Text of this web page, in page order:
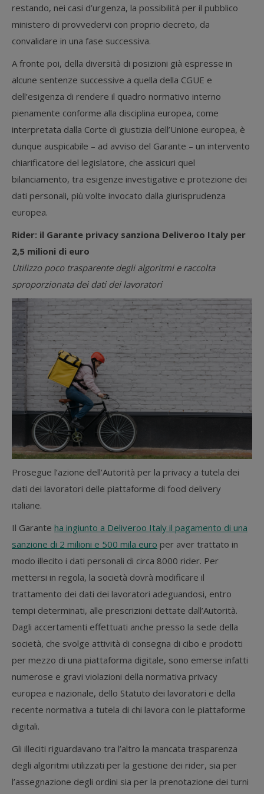
restando, nei casi d’urgenza, la possibilità per il pubblico
ministero di provvedervi con proprio decreto, da
convalidare in una fase successiva.
A fronte poi, della diversità di posizioni già espresse in
alcune sentenze successive a quella della CGUE e
dell’esigenza di rendere il quadro normativo interno
pienamente conforme alla disciplina europea, come
interpretata dalla Corte di giustizia dell’Unione europea, è
dunque auspicabile – ad avviso del Garante – un intervento
chiarificatore del legislatore, che assicuri quel
bilanciamento, tra esigenze investigative e protezione dei
dati personali, più volte invocato dalla giurisprudenza
europea.
Rider: il Garante privacy sanziona Deliveroo Italy per
2,5 milioni di euro
Utilizzo poco trasparente degli algoritmi e raccolta
sproporzionata dei dati dei lavoratori
Prosegue l’azione dell’Autorità per la privacy a tutela dei
dati dei lavoratori delle piattaforme di food delivery
italiane.
Il Garante ha ingiunto a Deliveroo Italy il pagamento di una
sanzione di 2 milioni e 500 mila euro per aver trattato in
modo illecito i dati personali di circa 8000 rider. Per
mettersi in regola, la società dovrà modificare il
trattamento dei dati dei lavoratori adeguandosi, entro
tempi determinati, alle prescrizioni dettate dall’Autorità.
Dagli accertamenti effettuati anche presso la sede della
società, che svolge attività di consegna di cibo e prodotti
per mezzo di una piattaforma digitale, sono emerse infatti
numerose e gravi violazioni della normativa privacy
europea e nazionale, dello Statuto dei lavoratori e della
recente normativa a tutela di chi lavora con le piattaforme
digitali.
Gli illeciti riguardavano tra l’altro la mancata trasparenza
degli algoritmi utilizzati per la gestione dei rider, sia per
l’assegnazione degli ordini sia per la prenotazione dei turni